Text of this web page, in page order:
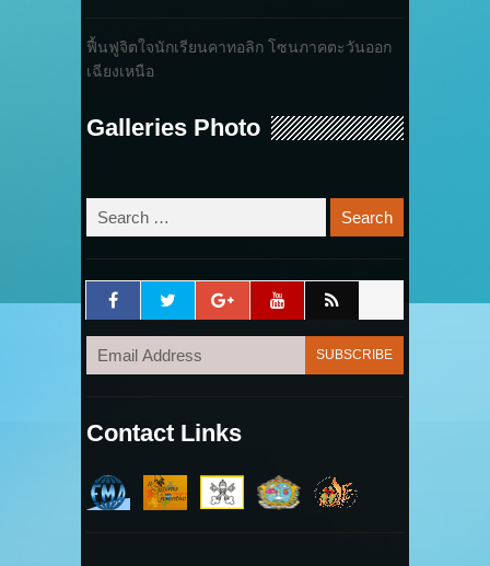
ฟื้นฟูจิตใจนักเรียนคาทอลิก โซนภาคตะวันออก
เฉียงเหนือ
Galleries Photo
Contact Links